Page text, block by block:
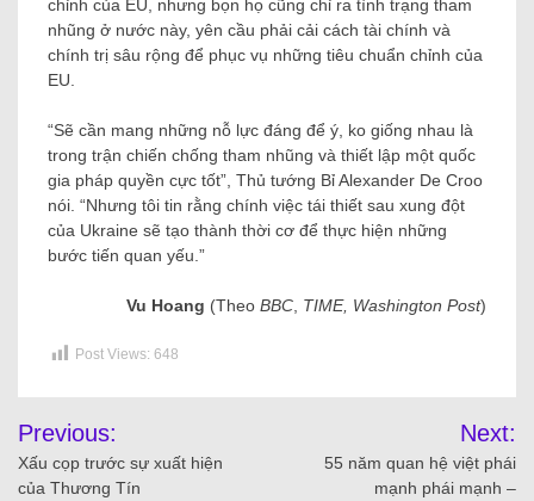
chỉnh của EU, nhưng bọn họ cũng chỉ ra tình trạng tham
nhũng ở nước này, yên cầu phải cải cách tài chính và
chính trị sâu rộng để phục vụ những tiêu chuẩn chỉnh của
EU.
“Sẽ cần mang những nỗ lực đáng để ý, ko giống nhau là
trong trận chiến chống tham nhũng và thiết lập một quốc
gia pháp quyền cực tốt”, Thủ tướng Bỉ Alexander De Croo
nói. “Nhưng tôi tin rằng chính việc tái thiết sau xung đột
của Ukraine sẽ tạo thành thời cơ để thực hiện những
bước tiến quan yếu.”
Vu Hoang (Theo BBC TIME, Washington Post)
Post Views: 648
Previous:
Xấu cọp trước sự xuất hiện
của Thương Tín
Next:
55 năm quan hệ việt phái
mạnh phái mạnh –